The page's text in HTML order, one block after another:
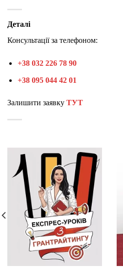
Деталі
Консультації за телефоном:
+38 032 226 78 90
+38 095 044 42 01
Залишити заявку ТУТ